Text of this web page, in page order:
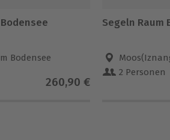
Bodensee
260,90 €
Segeln Raum
2 Personen